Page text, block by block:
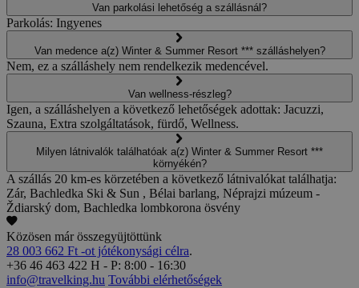
Van parkolási lehetőség a szállásnál?
Parkolás: Ingyenes
Van medence a(z) Winter & Summer Resort *** szálláshelyen?
Nem, ez a szálláshely nem rendelkezik medencével.
Van wellness-részleg?
Igen, a szálláshelyen a következő lehetőségek adottak: Jacuzzi,
Szauna, Extra szolgáltatások, fürdő, Wellness.
Milyen látnivalók találhatóak a(z) Winter & Summer Resort ***
környékén?
A szállás 20 km-es körzetében a következő látnivalókat találhatja:
Zár, Bachledka Ski & Sun , Bélai barlang, Néprajzi múzeum -
Ždiarský dom, Bachledka lombkorona ösvény
Közösen már összegyüjtöttünk
28 003 662 Ft -ot jótékonysági célra.
+36 46 463 422 H - P: 8:00 - 16:30
info@travelking.hu További elérhetőségek